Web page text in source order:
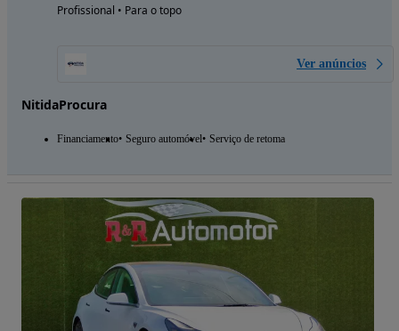
Profissional • Para o topo
Ver anúncios
NitidaProcura
Financiamento Seguro automóvel Serviço de retoma